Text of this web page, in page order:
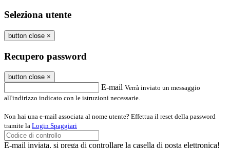
Seleziona utente
button close ×
Recupero password
button close ×
E-mail Verrà inviato un messaggio
all'indirizzo indicato con le istruzioni necessarie.
Non hai una e-mail associata al nome utente? Effettua il reset della password
tramite la Login Spaggiari
E-mail inviata, si prega di controllare la casella di posta elettronica!